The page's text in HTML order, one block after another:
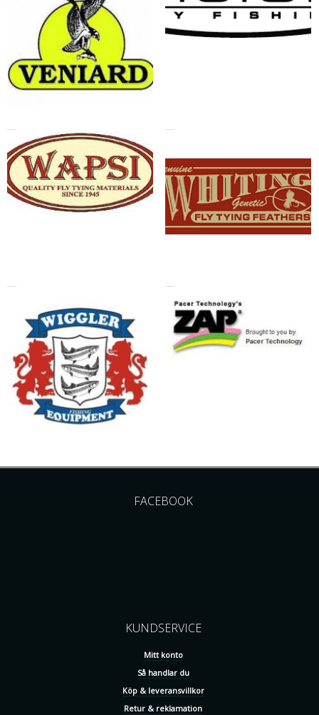
FACEBOOK
KUNDSERVICE
Mitt konto
Så handlar du
Köp & leveransvillkor
Retur & reklamation